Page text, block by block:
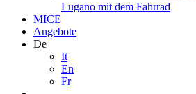
Lugano mit dem Fahrrad
MICE
Angebote
De
It
En
Fr